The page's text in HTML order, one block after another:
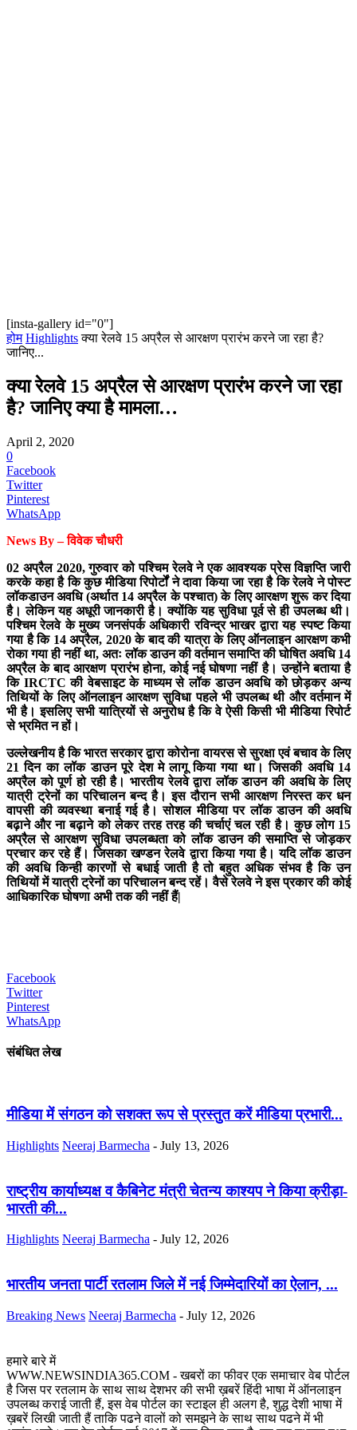
[insta-gallery id="0"]
होम Highlights क्या रेलवे 15 अप्रैल से आरक्षण प्रारंभ करने जा रहा है?
जानिए...
क्या रेलवे 15 अप्रैल से आरक्षण प्रारंभ करने जा रहा
है? जानिए क्या है मामला…
April 2, 2020
0
Facebook
Twitter
Pinterest
WhatsApp
News By – विवेक चौधरी
02 अप्रैल 2020, गुरुवार को पश्चिम रेलवे ने एक आवश्यक प्रेस विज्ञप्ति जारी
करके कहा है कि कुछ मीडिया रिपोर्टों ने दावा किया जा रहा है कि रेलवे ने पोस्ट
लॉकडाउन अवधि (अर्थात 14 अप्रैल के पश्चात) के लिए आरक्षण शुरू कर दिया
है। लेकिन यह अधूरी जानकारी है। क्योंकि यह सुविधा पूर्व से ही उपलब्ध थी।
पश्चिम रेलवे के मुख्य जनसंपर्क अधिकारी रविन्द्र भाखर द्वारा यह स्पष्ट किया
गया है कि 14 अप्रैल, 2020 के बाद की यात्रा के लिए ऑनलाइन आरक्षण कभी
रोका गया ही नहीं था, अतः लॉक डाउन की वर्तमान समाप्ति की घोषित अवधि 14
अप्रैल के बाद आरक्षण प्रारंभ होना, कोई नई घोषणा नहीं है। उन्होंने बताया है
कि IRCTC की वेबसाइट के माध्यम से लॉक डाउन अवधि को छोड़कर अन्य
तिथियों के लिए ऑनलाइन आरक्षण सुविधा पहले भी उपलब्ध थी और वर्तमान में
भी है। इसलिए सभी यात्रियों से अनुरोध है कि वे ऐसी किसी भी मीडिया रिपोर्ट
से भ्रमित न हों।
उल्लेखनीय है कि भारत सरकार द्वारा कोरोना वायरस से सुरक्षा एवं बचाव के लिए
21 दिन का लॉक डाउन पूरे देश मे लागू किया गया था। जिसकी अवधि 14
अप्रैल को पूर्ण हो रही है। भारतीय रेलवे द्वारा लॉक डाउन की अवधि के लिए
यात्री ट्रेनों का परिचालन बन्द है। इस दौरान सभी आरक्षण निरस्त कर धन
वापसी की व्यवस्था बनाई गई है। सोशल मीडिया पर लॉक डाउन की अवधि
बढ़ाने और ना बढ़ाने को लेकर तरह तरह की चर्चाएं चल रही है। कुछ लोग 15
अप्रैल से आरक्षण सुविधा उपलब्धता को लॉक डाउन की समाप्ति से जोड़कर
प्रचार कर रहे हैं। जिसका खण्डन रेलवे द्वारा किया गया है। यदि लॉक डाउन
की अवधि किन्ही कारणों से बधाई जाती है तो बहुत अधिक संभव है कि उन
तिथियों में यात्री ट्रेनों का परिचालन बन्द रहें। वैसे रेलवे ने इस प्रकार की कोई
आधिकारिक घोषणा अभी तक की नहीं हैं|
Facebook
Twitter
Pinterest
WhatsApp
संबंधित लेख
मीडिया में संगठन को सशक्त रूप से प्रस्तुत करें मीडिया प्रभारी...
Highlights Neeraj Barmecha - July 13, 2026
राष्ट्रीय कार्याध्यक्ष व कैबिनेट मंत्री चेतन्य काश्यप ने किया क्रीड़ा-
भारती की...
Highlights Neeraj Barmecha - July 12, 2026
भारतीय जनता पार्टी रतलाम जिले में नई जिम्मेदारियों का ऐलान, ...
Breaking News Neeraj Barmecha - July 12, 2026
हमारे बारे में
WWW.NEWSINDIA365.COM - खबरों का फीवर एक समाचार वेब पोर्टल
है जिस पर रतलाम के साथ साथ देशभर की सभी ख़बरें हिंदी भाषा में ऑनलाइन
उपलब्ध कराई जाती हैं, इस वेब पोर्टल का स्टाइल ही अलग है, शुद्ध देशी भाषा में
ख़बरें लिखी जाती हैं ताकि पढने वालों को समझने के साथ साथ पढने में भी